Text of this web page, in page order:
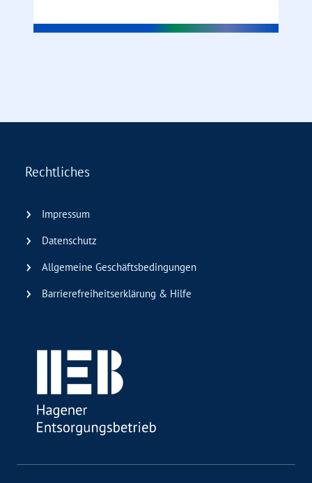
Rechtliches
Impressum
Datenschutz
Allgemeine Geschäftsbedingungen
Barrierefreiheitserklärung & Hilfe